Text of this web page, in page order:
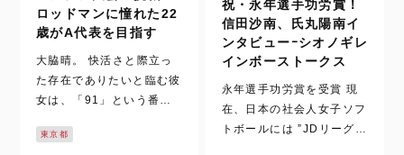
ロッドマンに憧れた22
歳がA代表を目指す
大脇晴。 快活さと際立っ
た存在でありたいと臨む彼
女は、「91」という番号
知県で開催されるアジア競
東京都
祝・永年選手功労賞！
信田沙南、氏丸陽南イ
ンタビューｰシオノギレ
インボーストークス
永年選手功労賞を受賞 現
在、日本の社会人女子ソフ
トボールには ”JDリーグと